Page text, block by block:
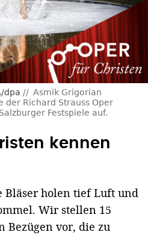
dpa
Asmik Grigorian
der Richard Strauss Oper
Festspiele auf.
kennen
Bläser holen tief Luft und
Wir stellen 15
Bezügen vor, die zu